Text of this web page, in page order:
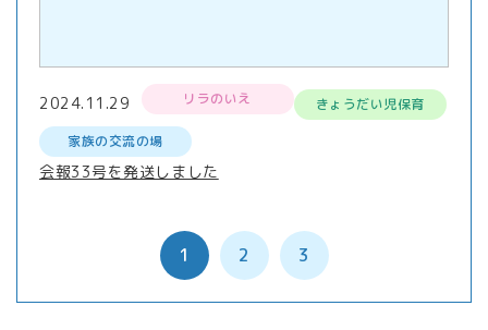
2024.11.29 リラのいえ
きょうだい児保育
家族の交流の場
会報33号を発送しました
1 2 3